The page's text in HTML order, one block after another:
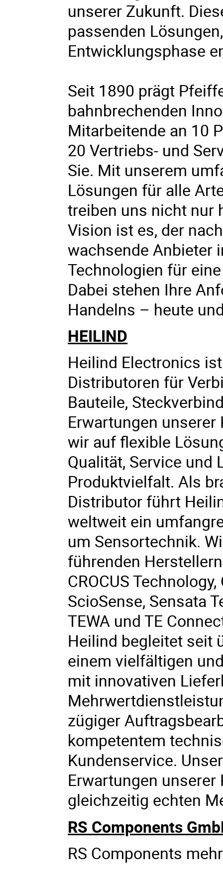
unserer Zukunft.
passenden
Entwicklungsphase
Seit 1890 prägt
bahnbrechenden
Mitarbeitende an 10
20 Vertriebs- und
Sie. Mit unserem
Lösungen für alle
treiben uns nicht nur
Vision ist es, der
wachsende Anbieter
Technologien für
Dabei stehen Ihre
Handelns – heute
HEILIND
Heilind Electronics
Distributoren für
Bauteile,
Erwartungen
wir auf flexible
Qualität, Service und
Produktvielfalt. Als
Distributor führt
weltweit ein
um Sensortechnik.
führenden
CROCUS
ScioSense, Sensata
TEWA und TE
Heilind begleitet seit
einem vielfältigen
mit innovativen
zügiger
kompetentem
Kundenservice.
Erwartungen
gleichzeitig echten
RS Components
RS Components